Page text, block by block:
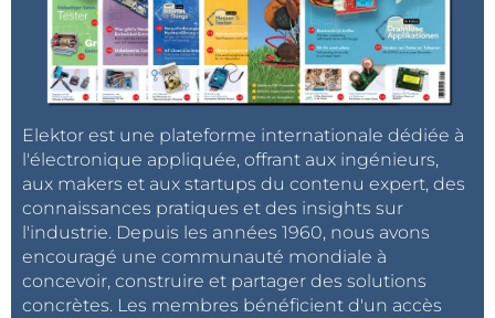
Elektor est une plateforme internationale dédiée à
l'électronique appliquée, offrant aux ingénieurs,
aux makers et aux startups du contenu expert, des
connaissances pratiques et des insights sur
l'industrie. Depuis les années 1960, nous avons
encouragé une communauté mondiale à
concevoir, construire et partager des solutions
concrètes. Les membres bénéficient d'un accès